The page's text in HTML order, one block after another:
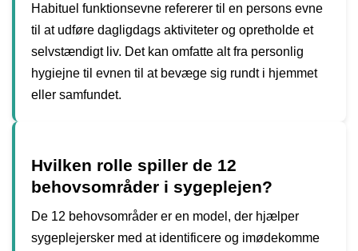
Habituel funktionsevne refererer til en persons evne
til at udføre dagligdags aktiviteter og opretholde et
selvstændigt liv. Det kan omfatte alt fra personlig
hygiejne til evnen til at bevæge sig rundt i hjemmet
eller samfundet.
Hvilken rolle spiller de 12
behovsområder i sygeplejen?
De 12 behovsområder er en model, der hjælper
sygeplejersker med at identificere og imødekomme